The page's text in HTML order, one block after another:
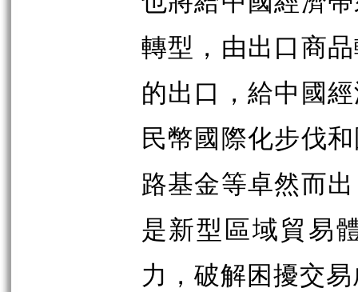
轉型，由出口商
的出口，給中國
民幣國際化步伐
路基金等卓然而
是新型區域貿易
力，破解困擾交